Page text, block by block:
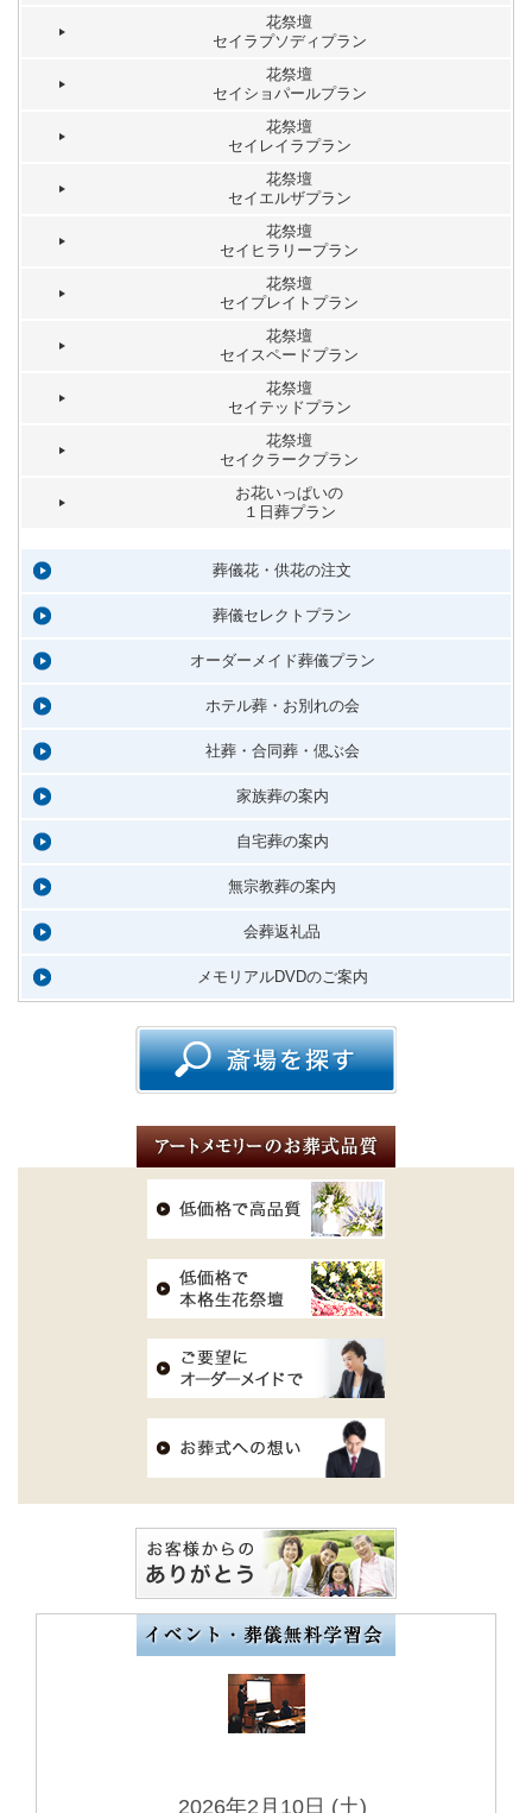
花祭壇
セイラプソディプラン
花祭壇
セイショパールプラン
花祭壇
セイレイラプラン
花祭壇
セイエルザプラン
花祭壇
セイヒラリープラン
花祭壇
セイプレイトプラン
花祭壇
セイスペードプラン
花祭壇
セイテッドプラン
花祭壇
セイクラークプラン
お花いっぱいの
１日葬プラン
葬儀花・供花の注文
葬儀セレクトプラン
オーダーメイド葬儀プラン
ホテル葬・お別れの会
社葬・合同葬・偲ぶ会
家族葬の案内
自宅葬の案内
無宗教葬の案内
会葬返礼品
メモリアルDVDのご案内
2026年2月10日 (土)